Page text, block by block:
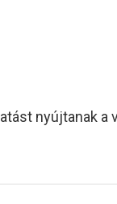
nyújtanak a